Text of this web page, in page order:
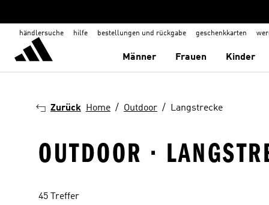
händlersuche hilfe bestellungen und rückgabe geschenkkarten
Männer Frauen Kinder
Zurück Home Outdoor Langstrecke
OUTDOOR ·
45 Treffer